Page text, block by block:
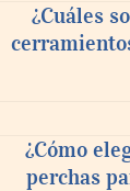
¿Cuáles
¿Cómo
perchas